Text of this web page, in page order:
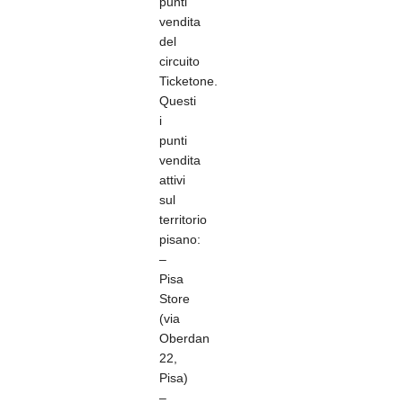
vendita
del
circuito
Ticketone.
Questi
i
punti
vendita
attivi
sul
territorio
pisano:
–
Pisa
Store
(via
Oberdan
22,
Pisa)
–